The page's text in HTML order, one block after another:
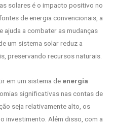
solares é o impacto positivo no
de energia convencionais, a
ajuda a combater as mudanças
um sistema solar reduz a
preservando recursos naturais.
em um sistema de energia
significativas nas contas de
seja relativamente alto, os
investimento. Além disso, com a